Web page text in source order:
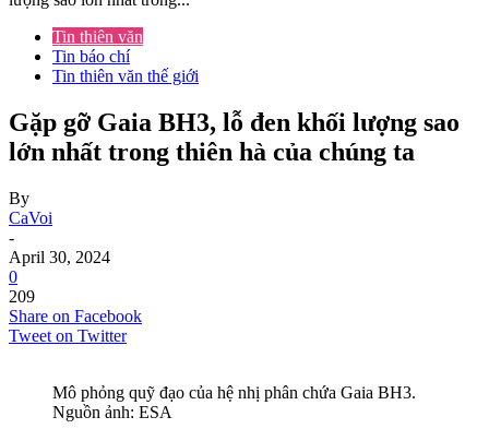
Tin thiên văn
Tin báo chí
Tin thiên văn thế giới
Gặp gỡ Gaia BH3, lỗ đen khối lượng sao
lớn nhất trong thiên hà của chúng ta
By
CaVoi
-
April 30, 2024
0
209
Share on Facebook
Tweet on Twitter
Mô phỏng quỹ đạo của hệ nhị phân chứa Gaia BH3.
Nguồn ảnh: ESA